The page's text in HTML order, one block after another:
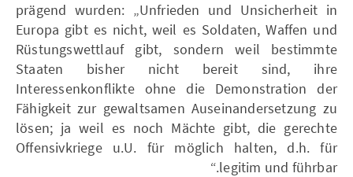
prägend wurden: „Unfrieden und Unsicherheit in
Europa gibt es nicht, weil es Soldaten, Waffen und
Rüstungswettlauf gibt, sondern weil bestimmte
Staaten bisher nicht bereit sind, ihre
Interessenkonflikte ohne die Demonstration der
Fähigkeit zur gewaltsamen Auseinandersetzung zu
lösen; ja weil es noch Mächte gibt, die gerechte
Offensivkriege u.U. für möglich halten, d.h. für
legitim und führbar.“